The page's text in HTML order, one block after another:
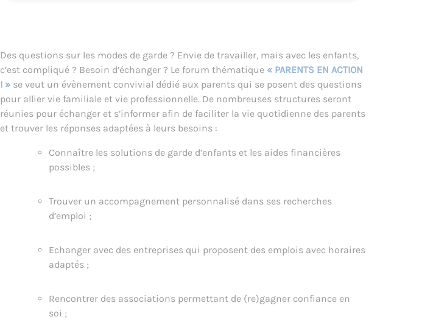
Des questions sur les modes de garde ? Envie de travailler, mais avec les enfants,
c’est compliqué ? Besoin d’échanger ? Le forum thématique « PARENTS EN ACTION
! » se veut un évènement convivial dédié aux parents qui se posent des questions
pour allier vie familiale et vie professionnelle. De nombreuses structures seront
réunies pour échanger et s’informer afin de faciliter la vie quotidienne des parents
et trouver les réponses adaptées à leurs besoins :
Connaître les solutions de garde d’enfants et les aides financières
possibles ;
Trouver un accompagnement personnalisé dans ses recherches
d’emploi ;
Echanger avec des entreprises qui proposent des emplois avec horaires
adaptés ;
Rencontrer des associations permettant de (re)gagner confiance en
soi ;